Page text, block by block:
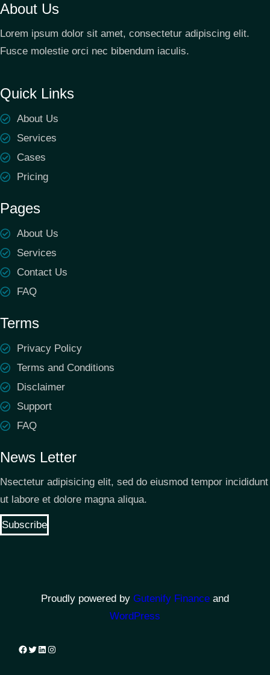
About Us
Lorem ipsum dolor sit amet, consectetur adipiscing elit.
Fusce molestie orci nec bibendum iaculis.
Quick Links
About Us
Services
Cases
Pricing
Pages
About Us
Services
Contact Us
FAQ
Terms
Privacy Policy
Terms and Conditions
Disclaimer
Support
FAQ
News Letter
Nsectetur adipisicing elit, sed do eiusmod tempor incididunt
ut labore et dolore magna aliqua.
Subscribe
Proudly powered by Gutenify Finance and
WordPress
Facebook
Twitter
LinkedIn
Instagram